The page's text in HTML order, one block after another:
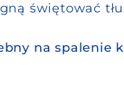
świętować
na spalenie